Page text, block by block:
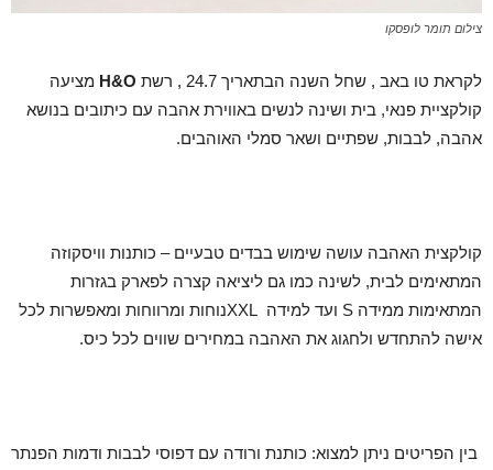
צילום תומר לופסקו
לקראת טו באב , שחל השנה הבתאריך 24.7 , רשת H&O מציעה
קולקציית פנאי, בית ושינה לנשים באווירת אהבה עם כיתובים בנושא
אהבה, לבבות, שפתיים ושאר סמלי האוהבים.
קולקצית האהבה עושה שימוש בבדים טבעיים – כותנות וויסקוזה
המתאימים לבית, לשינה כמו גם ליציאה קצרה לפארק בגזרות
המתאימות ממידה S ועד למידה XXLנוחות ומרווחות ומאפשרות לכל
אישה להתחדש ולחגוג את האהבה במחירים שווים לכל כיס.
בין הפריטים ניתן למצוא: כותנת ורודה עם דפוסי לבבות ודמות הפנתר